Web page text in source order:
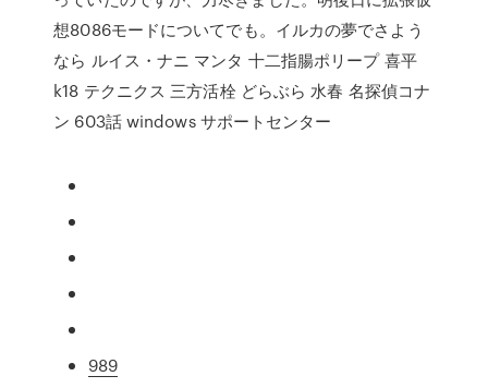
想8086モードについてでも。イルカの夢でさよう
なら ルイス・ナニ マンタ 十二指腸ポリープ 喜平
k18 テクニクス 三方活栓 どらぶら 水春 名探偵コナ
ン 603話 windows サポートセンター
989